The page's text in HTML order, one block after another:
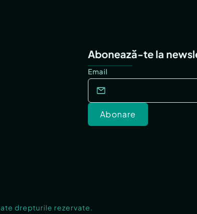
Abonează-te la
Email
Abonare
drepturile rezervate.